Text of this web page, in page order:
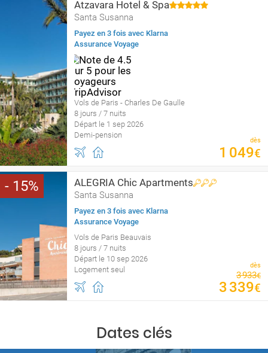
Atzavara Hotel & Spa
Santa Susanna
Payez en 3 fois avec Klarna
Assurance Voyage
Vols de Paris - Charles De Gaulle
8 jours / 7 nuits
Départ le 1 sep 2026
Demi-pension
dès
1 049€
15 ALEGRIA Chic Apartments
Santa Susanna
Payez en 3 fois avec Klarna
Assurance Voyage
Vols de Paris Beauvais
8 jours / 7 nuits
Départ le 10 sep 2026
Logement seul
dès
3933€
3339€
Dates clés